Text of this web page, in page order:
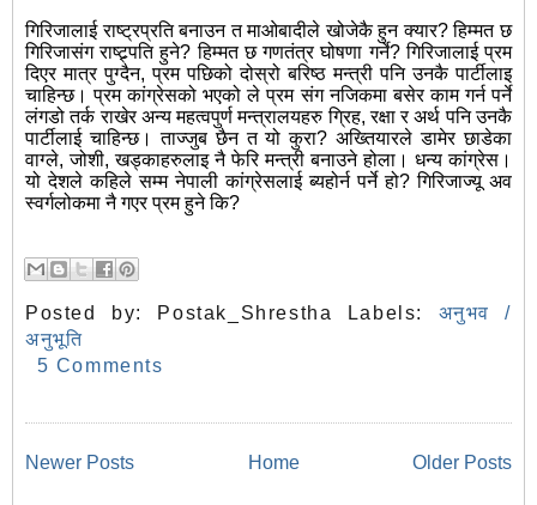
गिरिजालाई राष्ट्रप्रति बनाउन त माओबादीले खोजेकै हुन क्यार? हिम्मत छ
गिरिजासंग राष्ट्र्पति हुने? हिम्मत छ गणतंत्र घोषणा गर्ने? गिरिजालाई प्रम
दिएर मात्र पुग्दैन, प्रम पछिको दोस्रो बरिष्ठ मन्त्री पनि उनकै पार्टीलाइ
चाहिन्छ। प्रम कांग्रेसको भएको ले प्रम संग नजिकमा बसेर काम गर्न पर्ने
लंगडो तर्क राखेर अन्य महत्वपुर्ण मन्त्रालयहरु ग्रिह, रक्षा र अर्थ पनि उनकै
पार्टीलाई चाहिन्छ। ताज्जुब छैन त यो कुरा? अख्तियारले डामेर छाडेका
वाग्ले, जोशी, खड्काहरुलाइ नै फेरि मन्त्री बनाउने होला। धन्य कांग्रेस।
यो देशले कहिले सम्म नेपाली कांग्रेसलाई ब्यहोर्न पर्ने हो? गिरिजाज्यू अव
स्वर्गलोकमा नै गएर प्रम हुने कि?
Posted by: Postak_Shrestha Labels: अनुभव /
अनुभूति
5 Comments
Newer Posts Older Posts
Home